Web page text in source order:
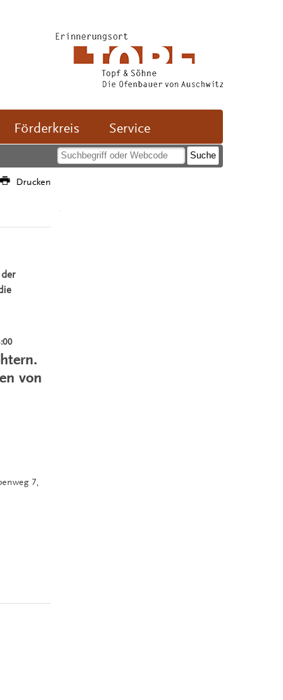
Förderkreis Service
Drucken
von
7,